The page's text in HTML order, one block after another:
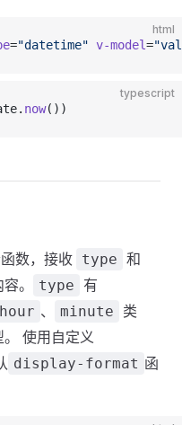
html
="datetime" v-model=
typescript
now())
数，接收 type 和
。 type 有
hour 、 minute
类
。 使用自定义
display-format 函